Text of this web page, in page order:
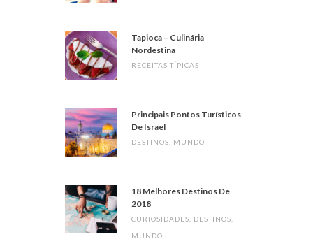
Tapioca – Culinária
Nordestina
RECEITAS TÍPICAS
Principais Pontos Turísticos
De Israel
DESTINOS MUNDO
18 Melhores Destinos De
2018
CURIOSIDADES DESTINOS
MUNDO